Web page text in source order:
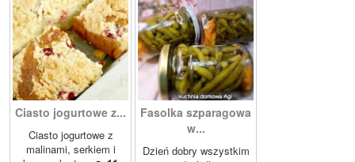
Ciasto jogurtowe z...
Ciasto jogurtowe z
malinami, serkiem i
Fasolka szparagowa
w...
Dzień dobry wszystkim